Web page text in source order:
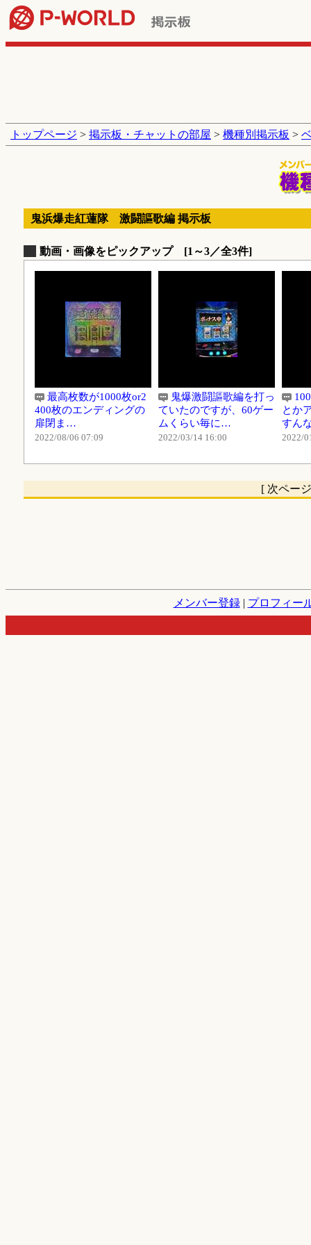
トップページ > 掲示板・チャットの部屋 > 機種別掲示板 >
鬼浜爆走紅蓮隊 激闘謳歌編 掲示板
動画・画像をピックアップ [1～3／全3件]
最高枚数が1000枚or2
400枚のエンディングの
扉閉ま…
2022/08/06 07:09
鬼爆激闘謳歌編を打っ
ていたのですが、60ゲー
ムくらい毎に…
2022/03/14 16:00
とか
すん
2022/
[ 次ペ
メンバー登録| プロフィー